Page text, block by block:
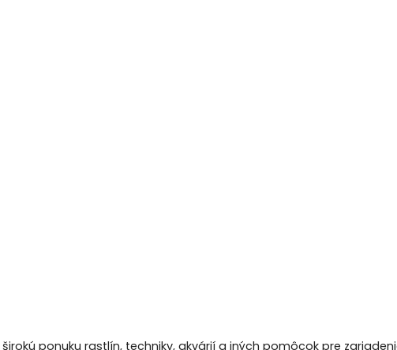
širokú ponuku rastlín, techniky, akvárií a iných pomôcok pre